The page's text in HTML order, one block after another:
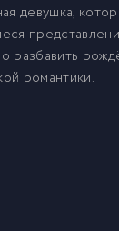
девушка,
разбавить
романтики.